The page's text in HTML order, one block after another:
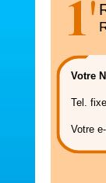
Votre
Tel.
Votre